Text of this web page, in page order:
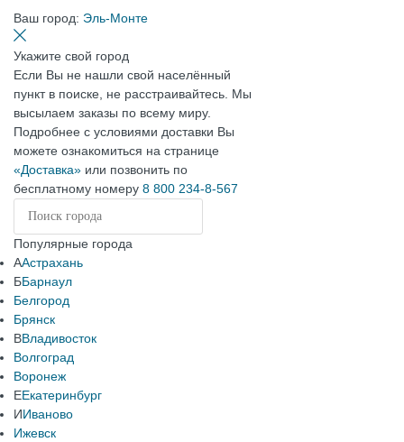
Ваш город: Эль-Монте
Укажите свой город
Если Вы не нашли свой населённый
пункт в поиске, не расстраивайтесь. Мы
высылаем заказы по всему миру.
Подробнее с условиями доставки Вы
можете ознакомиться на странице
«Доставка» или позвонить по
бесплатному номеру 8 800 234-8-567
Популярные города
ААстрахань
ББарнаул
Белгород
Брянск
ВВладивосток
Волгоград
Воронеж
ЕЕкатеринбург
ИИваново
Ижевск